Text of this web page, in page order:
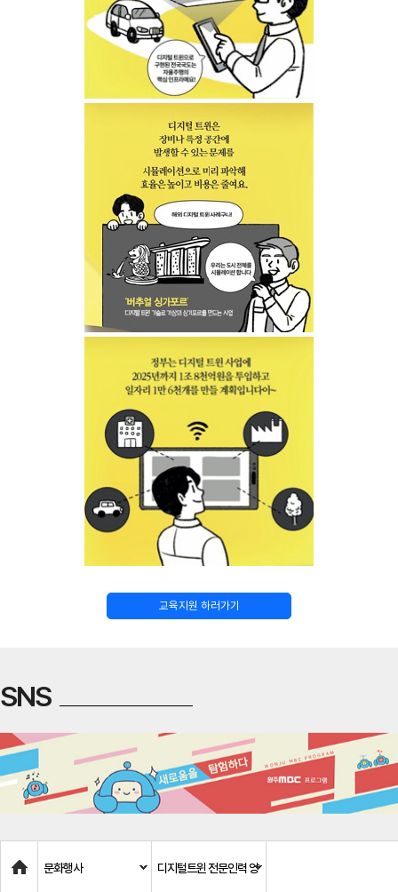
교육지원 하러가기
SNS
Home
문화행사 디지털트윈 전문인력 양